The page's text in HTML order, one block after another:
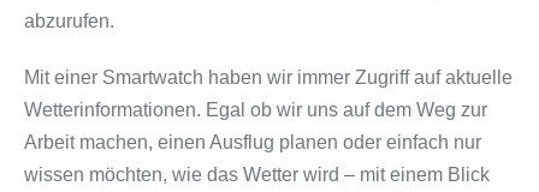
abzurufen.
Mit einer Smartwatch haben wir immer Zugriff auf aktuelle
Wetterinformationen. Egal ob wir uns auf dem Weg zur
Arbeit machen, einen Ausflug planen oder einfach nur
wissen möchten, wie das Wetter wird – mit einem Blick